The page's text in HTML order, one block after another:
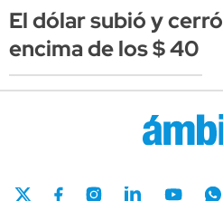
El dólar subió y
encima de los $ 40